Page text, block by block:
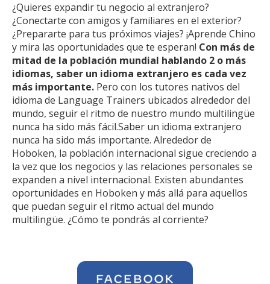
¿Quieres expandir tu negocio al extranjero?
¿Conectarte con amigos y familiares en el exterior?
¿Prepararte para tus próximos viajes? ¡Aprende Chino
y mira las oportunidades que te esperan! Con más de
mitad de la población mundial hablando 2 o más
idiomas, saber un idioma extranjero es cada vez
más importante. Pero con los tutores nativos del
idioma de Language Trainers ubicados alrededor del
mundo, seguir el ritmo de nuestro mundo multilingüe
nunca ha sido más fácil.Saber un idioma extranjero
nunca ha sido más importante. Alrededor de
Hoboken, la población internacional sigue creciendo a
la vez que los negocios y las relaciones personales se
expanden a nivel internacional. Existen abundantes
oportunidades en Hoboken y más allá para aquellos
que puedan seguir el ritmo actual del mundo
multilingüe. ¿Cómo te pondrás al corriente?